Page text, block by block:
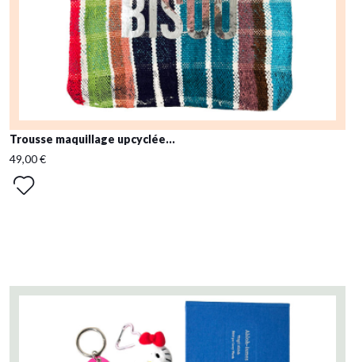
Trousse maquillage upcyclée...
49,00 €